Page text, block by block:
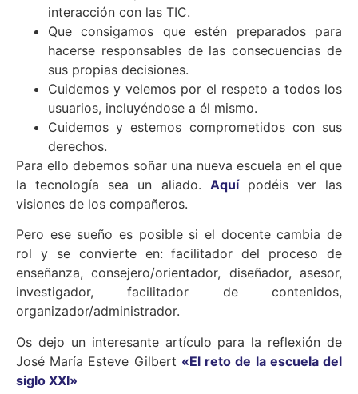
interacción con las TIC.
Que consigamos que estén preparados para
hacerse responsables de las consecuencias de
sus propias decisiones.
Cuidemos y velemos por el respeto a todos los
usuarios, incluyéndose a él mismo.
Cuidemos y estemos comprometidos con sus
derechos.
Para ello debemos soñar una nueva escuela en el que
la tecnología sea un aliado. Aquípodéis ver las
visiones de los compañeros.
Pero ese sueño es posible si el docente cambia de
rol y se convierte en: facilitador del proceso de
enseñanza, consejero/orientador, diseñador, asesor,
investigador, facilitador de contenidos,
organizador/administrador.
Os dejo un interesante artículo para la reflexión de
José María Esteve Gilbert «El reto de la escuela del
siglo XXI»